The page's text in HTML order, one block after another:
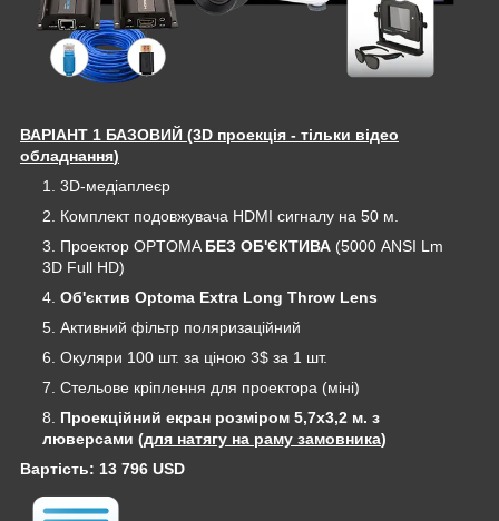
ВАРІАНТ 1 БАЗОВИЙ (3D проекція - тільки відео
обладнання)
3D-медіаплеєр
Комплект подовжувача HDMI сигналу на 50 м.
Проектор OPTOMA БЕЗ ОБ'ЄКТИВА (5000 ANSI Lm
3D Full HD)
Об'єктив Optoma Extra Long Throw Lens
Активний фільтр поляризаційний
Окуляри 100 шт. за ціною 3$ за 1 шт.
Стельове кріплення для проектора (міні)
Проекційний екран розміром 5,7х3,2 м. з
люверсами (для натягу на раму замовника)
Вартість: 13 796 USD